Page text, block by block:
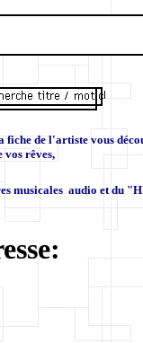
de l'artiste vous
vos rêves,
musicales audio et du